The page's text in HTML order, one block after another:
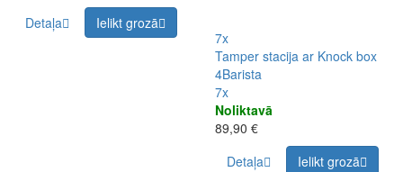
Detaļa
Ielikt grozā
7x
Tamper stacija ar Knock box
4Barista
7x
Noliktavā
89,90 €
Detaļa
Ielikt grozā